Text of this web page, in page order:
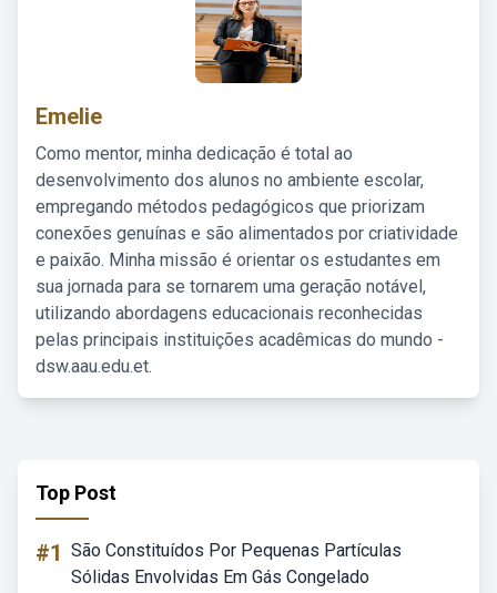
Emelie
Como mentor, minha dedicação é total ao
desenvolvimento dos alunos no ambiente escolar,
empregando métodos pedagógicos que priorizam
conexões genuínas e são alimentados por criatividade
e paixão. Minha missão é orientar os estudantes em
sua jornada para se tornarem uma geração notável,
utilizando abordagens educacionais reconhecidas
pelas principais instituições acadêmicas do mundo -
dsw.aau.edu.et.
Top Post
#1 São Constituídos Por Pequenas Partículas
Sólidas Envolvidas Em Gás Congelado